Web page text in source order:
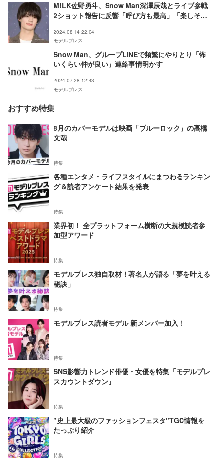
M!LK佐野勇斗、Snow Man深澤辰哉とライブ参戦
2ショット報告に反響「呼び方も最高」「楽しそ
2024.08.14 22:04
モデルプレス
Snow Man、グループLINEで頻繁にやりとり「怖
いくらい仲が良い」連絡事情明かす
2024.07.28 12:43
モデルプレス
おすすめ特集
8月のカバーモデルは映画「ブルーロック」の高橋
文哉
特集
各種エンタメ・ライフスタイルにまつわるランキン
グ＆読者アンケート結果を発表
特集
業界初！ 全プラットフォーム横断の大規模読者参
加型アワード
特集
モデルプレス独自取材！著名人が語る「夢を叶える
秘訣」
特集
モデルプレス読者モデル 新メンバー加入！
特集
SNS影響力トレンド俳優・女優を特集「モデルプレ
スカウントダウン」
特集
"史上最大級のファッションフェスタ"TGC情報を
たっぷり紹介
特集